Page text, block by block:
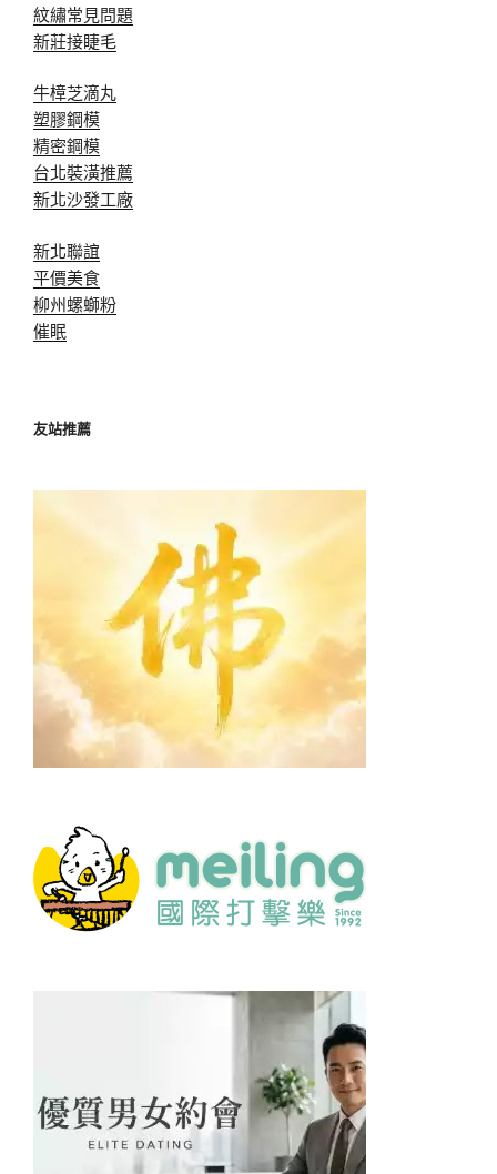
紋繡常見問題
新莊接睫毛
牛樟芝滴丸
塑膠鋼模
精密鋼模
台北裝潢推薦
新北沙發工廠
新北聯誼
平價美食
柳州螺螄粉
催眠
友站推薦